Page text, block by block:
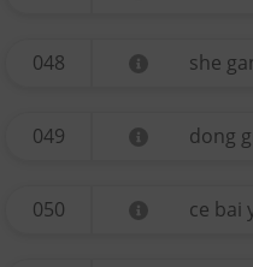
048 she
049 dong
050 ce bai